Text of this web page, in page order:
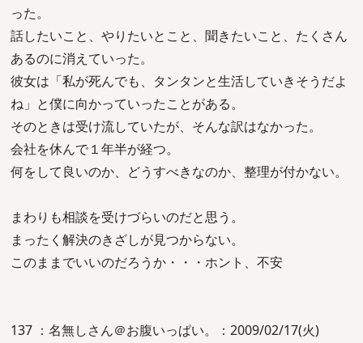
った。
話したいこと、やりたいとこと、聞きたいこと、たくさん
あるのに消えていった。
彼女は「私が死んでも、タンタンと生活していきそうだよ
ね」と僕に向かっていったことがある。
そのときは受け流していたが、そんな訳はなかった。
会社を休んで１年半が経つ。
何をして良いのか、どうすべきなのか、整理が付かない。
まわりも相談を受けづらいのだと思う。
まったく解決のきざしが見つからない。
このままでいいのだろうか・・・ホント、不安
137 ：名無しさん＠お腹いっぱい。：2009/02/17(火)